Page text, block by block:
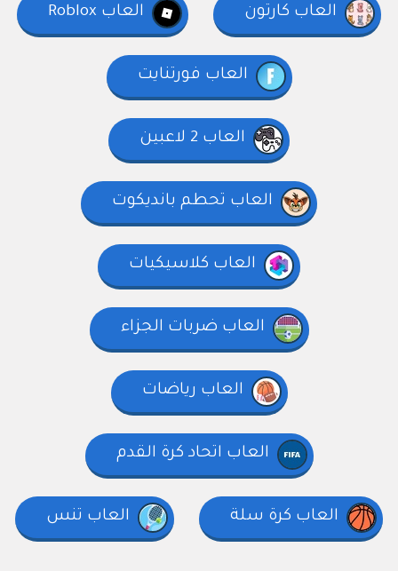
العاب كارتون العاب Roblox
العاب فورتنايت
العاب 2 لاعبين
العاب تحطم بانديكوت
العاب كلاسيكيات
العاب ضربات الجزاء
العاب رياضات
العاب اتحاد كرة القدم
العاب كرة سلة العاب تنس